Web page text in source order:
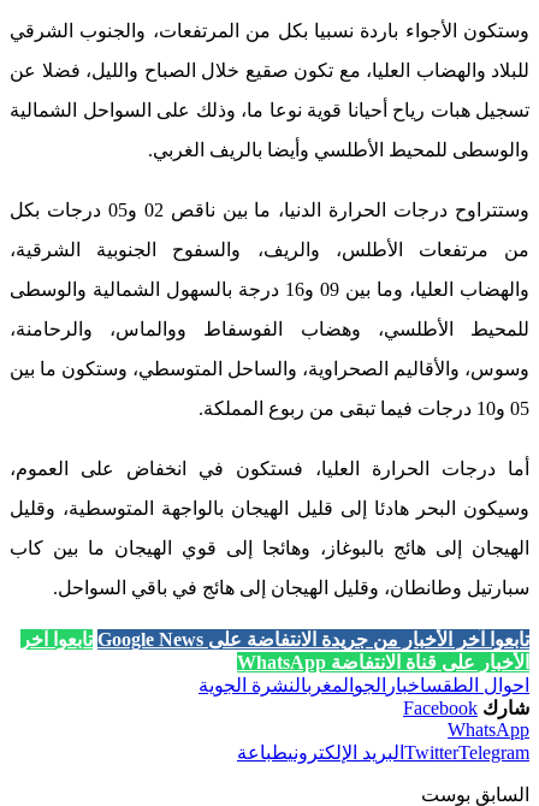
وستكون الأجواء باردة نسبيا بكل من المرتفعات، والجنوب الشرقي
للبلاد والهضاب العليا، مع تكون صقيع خلال الصباح والليل، فضلا عن
تسجيل هبات رياح أحيانا قوية نوعا ما، وذلك على السواحل الشمالية
والوسطى للمحيط الأطلسي وأيضا بالريف الغربي.
وستتراوح درجات الحرارة الدنيا، ما بين ناقص 02 و05 درجات بكل
من مرتفعات الأطلس، والريف، والسفوح الجنوبية الشرقية،
والهضاب العليا، وما بين 09 و16 درجة بالسهول الشمالية والوسطى
للمحيط الأطلسي، وهضاب الفوسفاط ووالماس، والرحامنة،
وسوس، والأقاليم الصحراوية، والساحل المتوسطي، وستكون ما بين
05 و10 درجات فيما تبقى من ربوع المملكة.
أما درجات الحرارة العليا، فستكون في انخفاض على العموم،
وسيكون البحر هادئا إلى قليل الهيجان بالواجهة المتوسطية، وقليل
الهيجان إلى هائج بالبوغاز، وهائجا إلى قوي الهيجان ما بين كاب
سبارتيل وطانطان، وقليل الهيجان إلى هائج في باقي السواحل.
تابعوا آخر الأخبار من جريدة الانتفاضة على Google News
تابعوا آخر
الأخبار على قناة الانتفاضة WhatsApp
احوال الطقساخبار الجو المغربالنشرة الجوية
شارك Facebook
WhatsApp
TwitterTelegram البريد الإلكترونيطباعة
السابق بوست